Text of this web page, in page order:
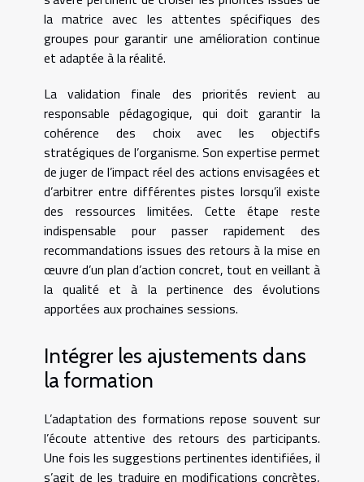
la matrice avec les attentes spécifiques des
groupes pour garantir une amélioration continue
et adaptée à la réalité.
La validation finale des priorités revient au
responsable pédagogique, qui doit garantir la
cohérence des choix avec les objectifs
stratégiques de l’organisme. Son expertise permet
de juger de l’impact réel des actions envisagées et
d’arbitrer entre différentes pistes lorsqu’il existe
des ressources limitées. Cette étape reste
indispensable pour passer rapidement des
recommandations issues des retours à la mise en
œuvre d’un plan d’action concret, tout en veillant à
la qualité et à la pertinence des évolutions
apportées aux prochaines sessions.
Intégrer les ajustements dans
la formation
L’adaptation des formations repose souvent sur
l’écoute attentive des retours des participants.
Une fois les suggestions pertinentes identifiées, il
s’agit de les traduire en modifications concrètes,